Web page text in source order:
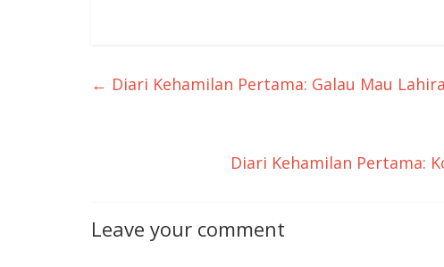
← Diari Kehamilan Pertama: Galau Mau
Diari Kehamilan Pertama:
Leave your comment